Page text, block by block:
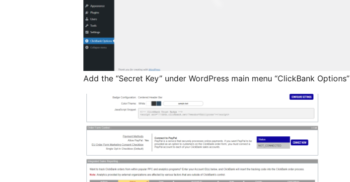
Add the “Secret Key” under WordPress main menu “ClickBank Options”